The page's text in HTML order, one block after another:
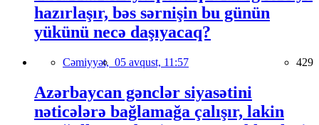
hazırlaşır, bəs sərnişin bu günün
yükünü necə daşıyacaq?
Cəmiyyət, 05 avqust, 11:57 429
Azərbaycan gənclər siyasətini
nəticələrə bağlamağa çalışır, lakin